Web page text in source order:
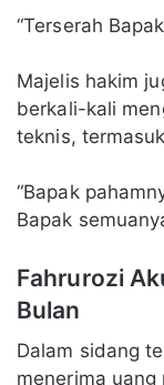
“Terserah
Majelis hakim
berkali-kali
teknis,
“Bapak
Bapak
Fahrurozi
Bulan
Dalam sidang
menerima